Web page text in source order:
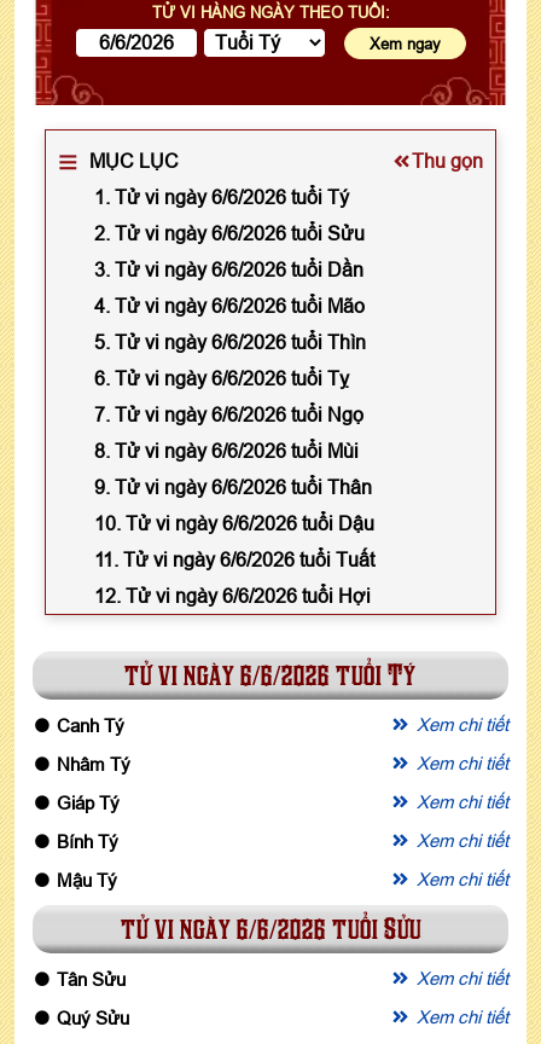
TỬ VI HÀNG NGÀY THEO TUỔI:
MỤC LỤC
Thu gọn
1. Tử vi ngày 6/6/2026 tuổi Tý
2. Tử vi ngày 6/6/2026 tuổi Sửu
3. Tử vi ngày 6/6/2026 tuổi Dần
4. Tử vi ngày 6/6/2026 tuổi Mão
5. Tử vi ngày 6/6/2026 tuổi Thìn
6. Tử vi ngày 6/6/2026 tuổi Tỵ
7. Tử vi ngày 6/6/2026 tuổi Ngọ
8. Tử vi ngày 6/6/2026 tuổi Mùi
9. Tử vi ngày 6/6/2026 tuổi Thân
10. Tử vi ngày 6/6/2026 tuổi Dậu
11. Tử vi ngày 6/6/2026 tuổi Tuất
12. Tử vi ngày 6/6/2026 tuổi Hợi
tử vi ngày 6/6/2026 tuổi Tý
Canh Tý
Xem chi tiết
Nhâm Tý
Xem chi tiết
Giáp Tý
Xem chi tiết
Bính Tý
Xem chi tiết
Mậu Tý
Xem chi tiết
tử vi ngày 6/6/2026 tuổi Sửu
Tân Sửu
Xem chi tiết
Quý Sửu
Xem chi tiết